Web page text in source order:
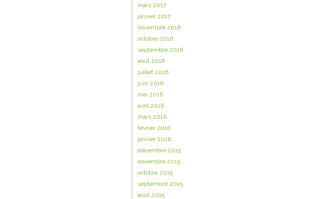
mars 2017
janvier 2017
novembre 2016
octobre 2016
septembre 2016
août 2016
juillet 2016
juin 2016
mai 2016
avril 2016
mars 2016
février 2016
janvier 2016
décembre 2015
novembre 2015
octobre 2015
septembre 2015
août 2015